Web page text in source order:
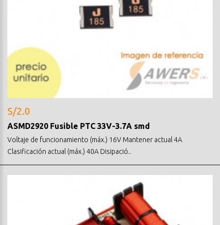
S/2.0
ASMD2920 Fusible PTC 33V-3.7A smd
Voltaje de funcionamiento (máx.) 16V Mantener actual 4A
Clasificación actual (máx.) 40A Disipació..